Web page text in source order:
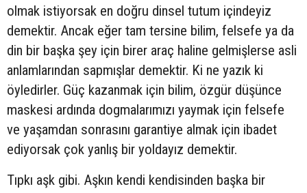
olmak istiyorsak en doğru dinsel tutum içindeyiz
demektir. Ancak eğer tam tersine bilim, felsefe ya da
din bir başka şey için birer araç haline gelmişlerse asli
anlamlarından sapmışlar demektir. Ki ne yazık ki
öyledirler. Güç kazanmak için bilim, özgür düşünce
maskesi ardında dogmalarımızı yaymak için felsefe
ve yaşamdan sonrasını garantiye almak için ibadet
ediyorsak çok yanlış bir yoldayız demektir.
Tıpkı aşk gibi. Aşkın kendi kendisinden başka bir